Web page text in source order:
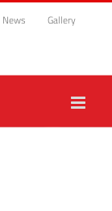
News Gallery